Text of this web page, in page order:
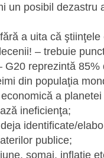
un posibil dezastru
a uita că
– trebuie
reprezintă
din populaţia
a
ineficienţa;
identificate/
publice;
şomaj, inflaţie